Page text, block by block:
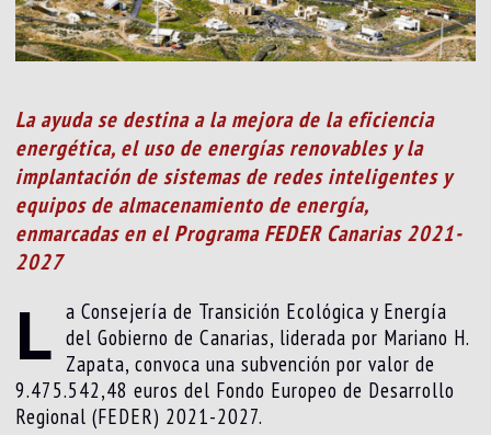
La ayuda se destina a la mejora de la eficiencia
energética, el uso de energías renovables y la
implantación de sistemas de redes inteligentes y
equipos de almacenamiento de energía,
enmarcadas en el Programa FEDER Canarias 2021-
2027
L a Consejería de Transición Ecológica y Energía
del Gobierno de Canarias, liderada por Mariano H.
Zapata, convoca una subvención por valor de
9.475.542,48 euros del Fondo Europeo de Desarrollo
Regional (FEDER) 2021-2027.